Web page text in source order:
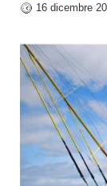
16 dicembre